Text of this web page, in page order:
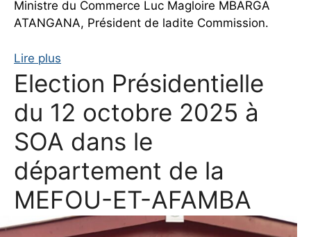
Ministre du Commerce Luc Magloire MBARGA
ATANGANA, Président de ladite Commission.
Lire plus
Election Présidentielle
du 12 octobre 2025 à
SOA dans le
département de la
MEFOU-ET-AFAMBA